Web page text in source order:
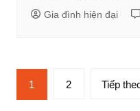
Gia đình hiện đại
Phân
trang
1 2 Tiếp